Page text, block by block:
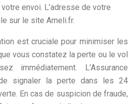
envoi. L’adresse de votre
sur le site Ameli.fr.
est cruciale pour minimiser les
vous constatez la perte ou le vol
immédiatement. L’Assurance
de signaler la perte dans les 24
En cas de suspicion de fraude,